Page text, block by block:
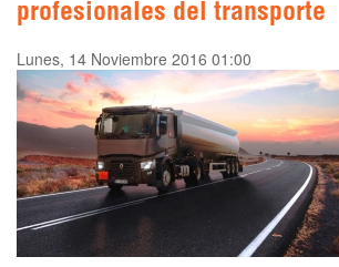
profesionales del transporte
Lunes, 14 Noviembre 2016 01:00